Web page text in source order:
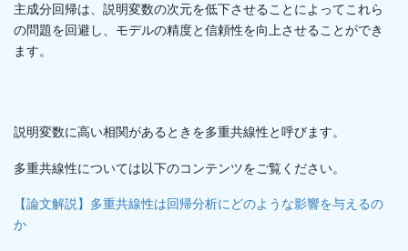
主成分回帰は、説明変数の次元を低下させることによってこれら
の問題を回避し、モデルの精度と信頼性を向上させることができ
ます。
説明変数に高い相関があるときを多重共線性と呼びます。
多重共線性については以下のコンテンツをご覧ください。
【論文解説】多重共線性は回帰分析にどのような影響を与えるの
か